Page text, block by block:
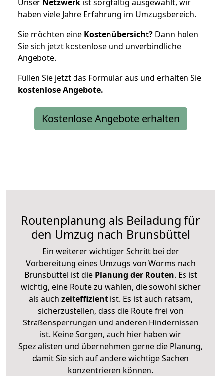
Unser Netzwerk ist sorgfältig ausgewählt, wir
haben viele Jahre Erfahrung im Umzugsbereich.
Sie möchten eine Kostenübersicht? Dann holen
Sie sich jetzt kostenlose und unverbindliche
Angebote.
Füllen Sie jetzt das Formular aus und erhalten Sie
kostenloseAngebote.
Kostenlose Angebote erhalten
Routenplanung als Beiladung für
den Umzug nach Brunsbüttel
Ein weiterer wichtiger Schritt bei der
Vorbereitung eines Umzugs von Worms nach
Brunsbüttel ist diePlanung der Routen. Es ist
wichtig, eine Route zu wählen, die sowohl sicher
als auch zeiteffizientist. Es ist auch ratsam,
sicherzustellen, dass die Route frei von
Straßensperrungen und anderen Hindernissen
ist. Keine Sorgen, auch hier haben wir
Spezialisten und übernehmen gerne die Planung,
damit Sie sich auf andere wichtige Sachen
konzentrieren können.